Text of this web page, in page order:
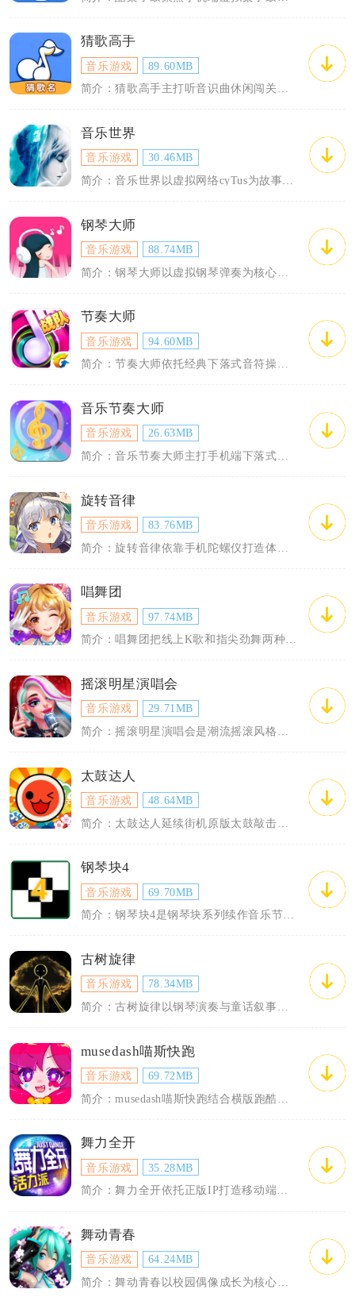
猜歌高手
音乐游戏
89.60MB
简介：猜歌高手主打听音识曲休闲闯关，以海量全品类歌曲题库为核心载体，适配全年龄段音...
音乐世界
音乐游戏
30.46MB
钢琴大师
音乐游戏
88.74MB
节奏大师
音乐游戏
94.60MB
简介：节奏大师依托经典下落式音符操作打造移动端音游内容，融合点按、长按、滑动三类基...
音乐节奏大师
音乐游戏
26.63MB
旋转音律
音乐游戏
83.76MB
唱舞团
音乐游戏
97.74MB
简介：唱舞团把线上K歌和指尖劲舞两种玩法整合到同一手游里，不用切换应用就能同时体验...
摇滚明星演唱会
音乐游戏
29.71MB
太鼓达人
音乐游戏
48.64MB
钢琴块4
音乐游戏
69.70MB
简介：钢琴块4是钢琴块系列续作音乐节奏手游，在原版点击玩法基础上全面升级优化，主打...
古树旋律
音乐游戏
78.34MB
musedash喵斯快跑
音乐游戏
69.72MB
舞力全开
音乐游戏
35.28MB
简介：舞力全开依托正版IP打造移动端体感音舞内容，依靠手机前置摄像头完成全身动作识...
舞动青春
音乐游戏
64.24MB